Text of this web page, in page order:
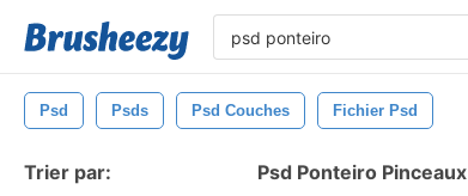
Psd Psds Psd Couches Fichier Psd
Trier par: Psd Ponteiro Pinceaux